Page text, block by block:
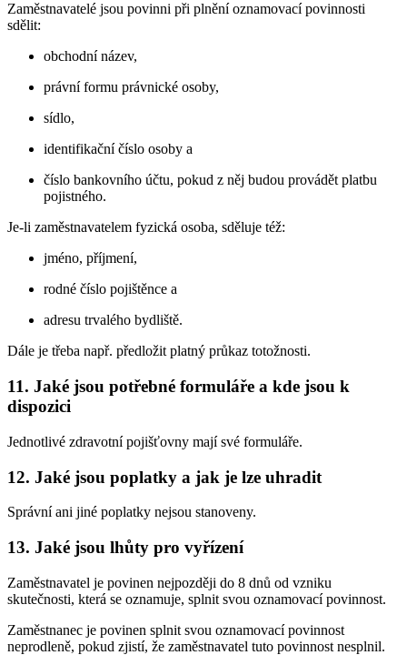
Zaměstnavatelé jsou povinni při plnění oznamovací povinnosti
sdělit:
obchodní název,
právní formu právnické osoby,
sídlo,
identifikační číslo osoby a
číslo bankovního účtu, pokud z něj budou provádět platbu
pojistného.
Je-li zaměstnavatelem fyzická osoba, sděluje též:
jméno, příjmení,
rodné číslo pojištěnce a
adresu trvalého bydliště.
Dále je třeba např. předložit platný průkaz totožnosti.
11. Jaké jsou potřebné formuláře a kde jsou k
dispozici
Jednotlivé zdravotní pojišťovny mají své formuláře.
12. Jaké jsou poplatky a jak je lze uhradit
Správní ani jiné poplatky nejsou stanoveny.
13. Jaké jsou lhůty pro vyřízení
Zaměstnavatel je povinen nejpozději do 8 dnů od vzniku
skutečnosti, která se oznamuje, splnit svou oznamovací povinnost.
Zaměstnanec je povinen splnit svou oznamovací povinnost
neprodleně, pokud zjistí, že zaměstnavatel tuto povinnost nesplnil.